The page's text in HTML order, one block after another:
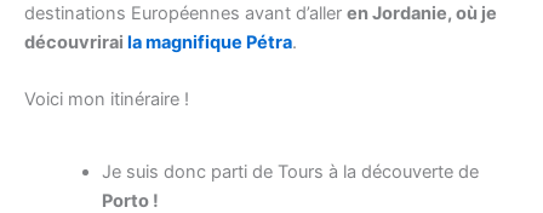
destinations Européennes avant d’aller en Jordanie, où je
découvrirai la magnifique Pétra.
Voici mon itinéraire !
Je suis donc parti de Tours à la découverte de
Porto !